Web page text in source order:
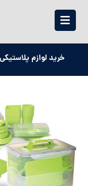
خرید لوازم